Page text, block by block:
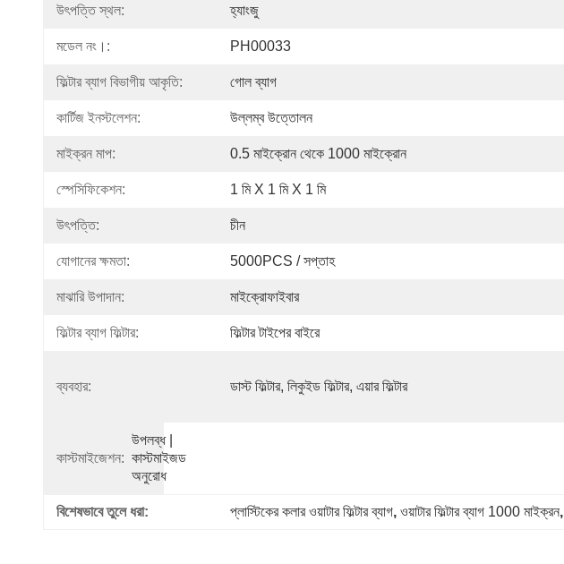
উৎপত্তি স্থল: হ্যাংজু
মডেল নং।: PH00033
ফিল্টার ব্যাগ বিভাগীয় আকৃতি: গোল ব্যাগ
কার্টিজ ইনস্টলেশন: উল্লম্ব উত্তোলন
মাইক্রন মাপ: 0.5 মাইক্রোন থেকে 1000 মাইক্রোন
স্পেসিফিকেশন: 1 মি X 1 মি X 1 মি
উৎপত্তি: চীন
যোগানের ক্ষমতা: 5000PCS / সপ্তাহ
মাঝারি উপাদান: মাইক্রোফাইবার
ফিল্টার ব্যাগ ফিল্টার: ফিল্টার টাইপের বাইরে
ব্যবহার: ডাস্ট ফিল্টার, লিকুইড ফিল্টার, এয়ার ফিল্টার
কাস্টমাইজেশন:
উপলব্ধ |
কাস্টমাইজড
অনুরোধ
বিশেষভাবে তুলে ধরা: প্লাস্টিকের কলার ওয়াটার ফিল্টার ব্যাগ, ওয়াটার ফিল্টার ব্যাগ 1000 মাইক্রন,